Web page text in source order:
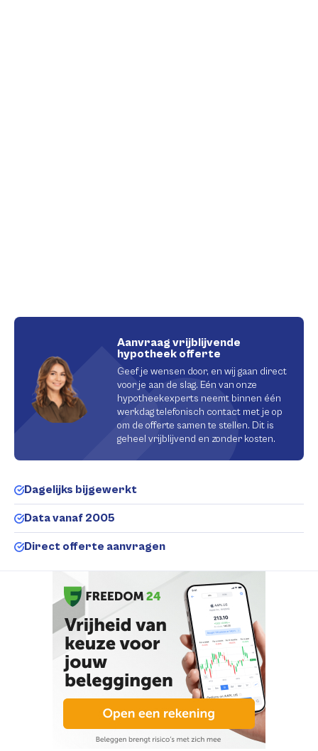
Aanvraag vrijblijvende
hypotheek offerte
Geef je wensen door, en wij gaan direct
voor je aan de slag. Eén van onze
hypotheekexperts neemt binnen één
werkdag telefonisch contact met je op
om de offerte samen te stellen. Dit is
geheel vrijblijvend en zonder kosten.
Dagelijks bijgewerkt
Data vanaf 2005
Direct offerte aanvragen